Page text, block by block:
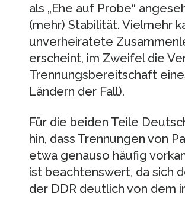
als „Ehe auf Probe“
(mehr) Stabilität. Vielmehr
unverheiratete
erscheint, im Zweifel die
Trennungsbereitschaft
Ländern der Fall).
Für die beiden Teile
hin, dass Trennungen von
etwa genauso häufig
ist beachtenswert, da sich
der DDR deutlich von dem